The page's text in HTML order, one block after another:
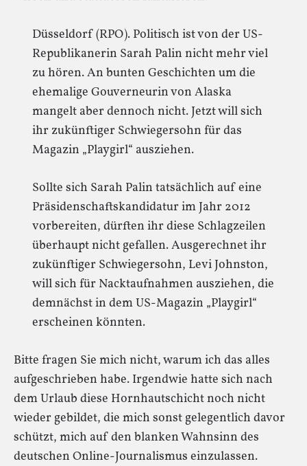
Düsseldorf (RPO). Politisch ist von der US-
Republikanerin Sarah Palin nicht mehr viel
zu hören. An bunten Geschichten um die
ehemalige Gouverneurin von Alaska
mangelt aber dennoch nicht. Jetzt will sich
ihr zukünftiger Schwiegersohn für das
Magazin „Playgirl“ ausziehen.
Sollte sich Sarah Palin tatsächlich auf eine
Präsidenschaftskandidatur im Jahr 2012
vorbereiten, dürften ihr diese Schlagzeilen
überhaupt nicht gefallen. Ausgerechnet ihr
zukünftiger Schwiegersohn, Levi Johnston,
will sich für Nacktaufnahmen ausziehen, die
demnächst in dem US-Magazin „Playgirl“
erscheinen könnten.
Bitte fragen Sie mich nicht, warum ich das alles
aufgeschrieben habe. Irgendwie hatte sich nach
dem Urlaub diese Hornhautschicht noch nicht
wieder gebildet, die mich sonst gelegentlich davor
schützt, mich auf den blanken Wahnsinn des
deutschen Online-Journalismus einzulassen.